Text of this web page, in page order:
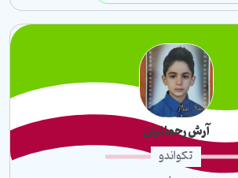
آرش رحمانیان
تکواندو